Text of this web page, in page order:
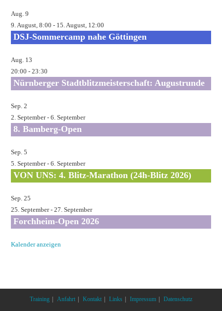
Aug.9
9. August, 8:00 - 15. August, 12:00
DSJ-Sommercamp nahe Göttingen
Aug. 13
20:00 -23:30
Nürnberger Stadtblitzmeisterschaft: Augustrunde
Sep.2
2. September-6. September
8. Bamberg-Open
Sep.5
5. September-6. September
VON UNS: 4. Blitz-Marathon (24h-Blitz 2026)
Sep.25
25. September-27. September
Forchheim-Open 2026
Kalender anzeigen
Training Anfahrt Kontakt Links Impressum Datenschutz